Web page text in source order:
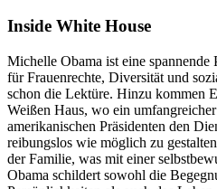
Inside White House
Michelle Obama ist eine
für Frauenrechte, Diversität und
schon die Lektüre. Hinzu kommen
Weißen Haus, wo ein
amerikanischen Präsidenten den
reibungslos wie möglich zu
der Familie, was mit einer
Obama schildert sowohl die